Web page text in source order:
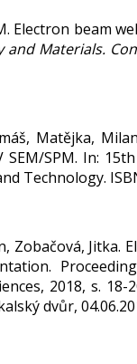
Electron beam
Materials.
Matějka,
SPM. In:
Technology.
Zobačová, Jitka.
2018, s.
dvůr,